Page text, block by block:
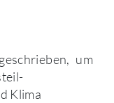
um
Klima